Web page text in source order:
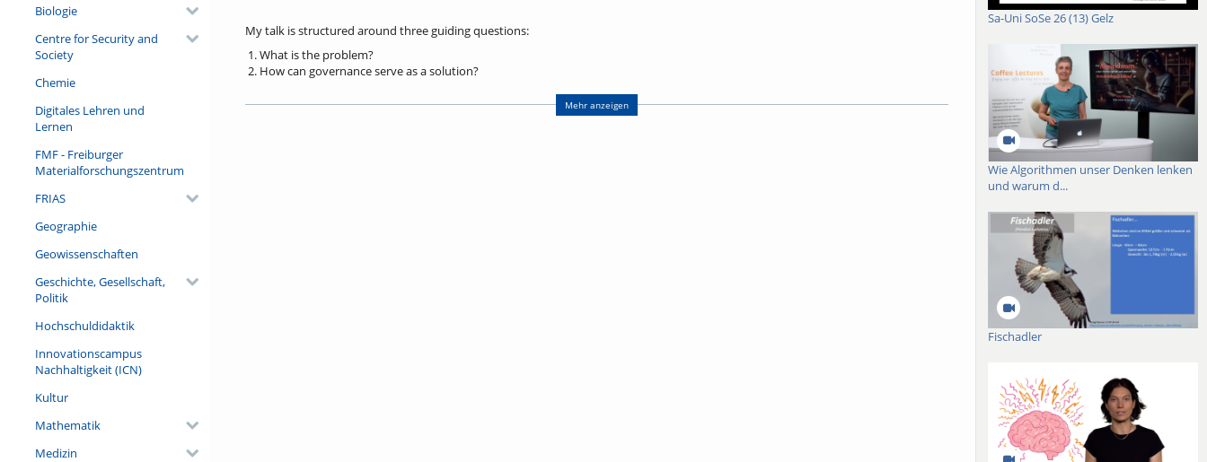
Biologie
Centre for Security and
Society
Chemie
Digitales Lehren und
Lernen
FMF - Freiburger
Materialforschungszentrum
FRIAS
Geographie
Geowissenschaften
Geschichte, Gesellschaft,
Politik
Hochschuldidaktik
Innovationscampus
Nachhaltigkeit (ICN)
Kultur
Mathematik
Medizin
My talk is structured around three guiding questions:
What is the problem?
How can governance serve as a solution?
Addressing these questions will enable the audience to gain a deeper understanding of the current threats facing Europe’s forests,
Mehr anzeigen
Sa-Uni SoSe 26 (13) Gelz
Wie Algorithmen unser Denken lenken
und warum d...
Fischadler